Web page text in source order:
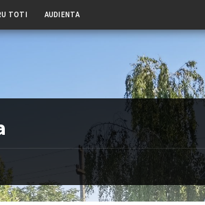
TOTI AUDIENTA